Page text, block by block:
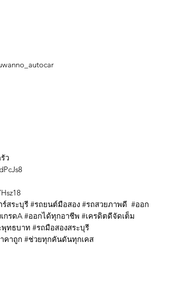
เครดิตผู้เช่าซื้อ
ว
ระบุรี #รถยนต์มือสอง #รถสวยภาพดี #ออก
กรดA #ออกได้ทุกอาชีพ #เครดิตดีจัดเต็ม
ทธบาท #รถมือสองสระบุรี
คาถูก #ช่วยทุกคันดันทุกเคส